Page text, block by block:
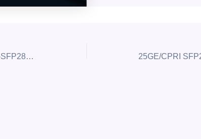
25GE/CPRI SFP28光模块 DWDM-SFP28-10/25G-80Km